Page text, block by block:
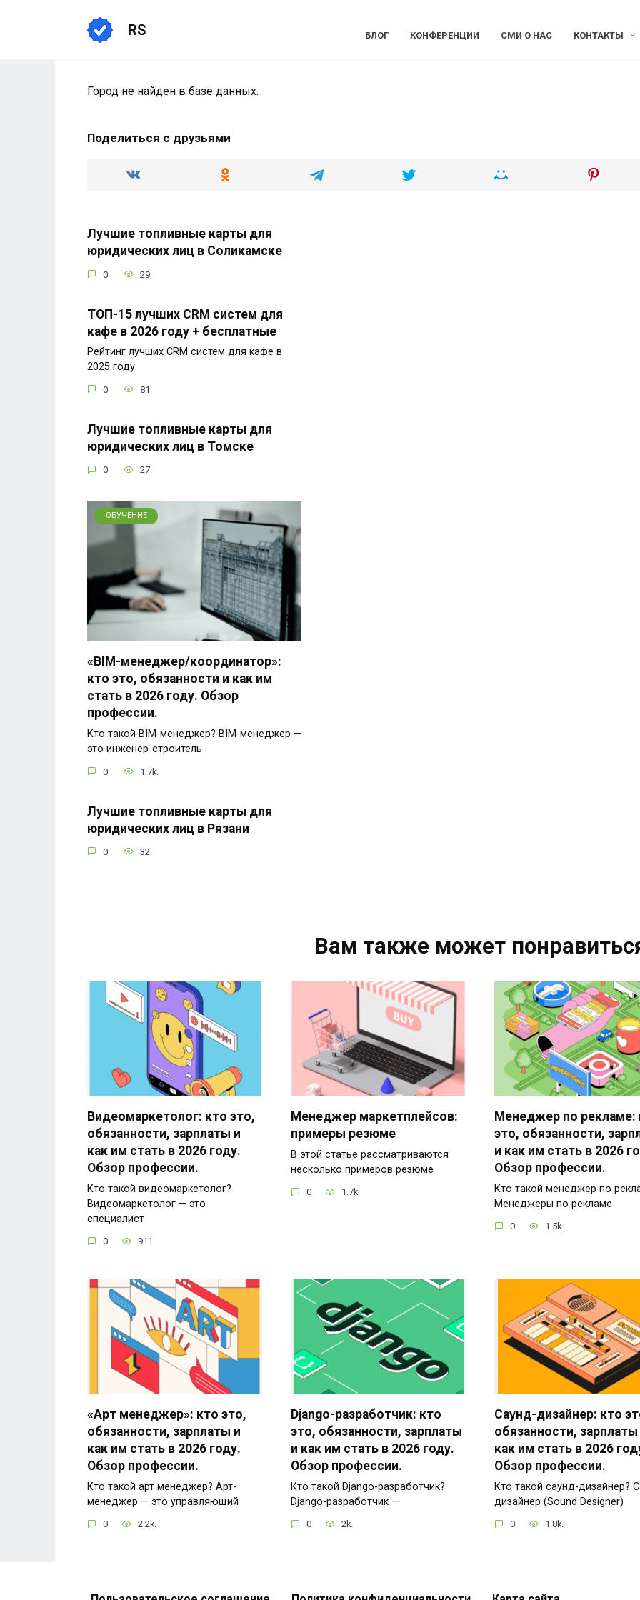
RS БЛОГ КОНФЕРЕНЦИИ СМИ О НАС КОНТАКТЫ
Город не найден в базе данных.
Поделиться с друзьями
Лучшие топливные карты для
юридических лиц в Соликамске
0 29
ТОП-15 лучших CRM систем для
кафе в 2026 году + бесплатные
Рейтинг лучших CRM систем для кафе в
2025 году.
0 81
Лучшие топливные карты для
юридических лиц в Томске
0 27
ОБУЧЕНИЕ
«BIM-менеджер/координатор»:
кто это, обязанности и как им
стать в 2026 году. Обзор
профессии.
Кто такой BIM-менеджер? BIM-менеджер —
это инженер-строитель
0 1.7k.
Лучшие топливные карты для
юридических лиц в Рязани
0 32
Вам также может
Видеомаркетолог: кто это,
обязанности, зарплаты и
как им стать в 2026 году.
Обзор профессии.
Кто такой видеомаркетолог?
Видеомаркетолог — это
специалист
0 911
Менеджер маркетплейсов:
примеры резюме
В этой статье рассматриваются
несколько примеров резюме
0 1.7k.
Менеджер по рекламе:
это, обязанности,
и как им стать в 2026
Обзор профессии.
Кто такой менеджер по
Менеджеры по рекламе
0 1.5k.
«Арт менеджер»: кто это,
обязанности, зарплаты и
как им стать в 2026 году.
Обзор профессии.
Кто такой арт менеджер? Арт-
менеджер — это управляющий
0 2.2k.
Django-разработчик: кто
это, обязанности, зарплаты
и как им стать в 2026 году.
Обзор профессии.
Кто такой Django-разработчик?
Django-разработчик —
0 2k.
Саунд-дизайнер: кто
обязанности, зарплаты
как им стать в 2026
Обзор профессии.
Кто такой саунд-дизайнер?
дизайнер (Sound Designer)
0 1.8k.